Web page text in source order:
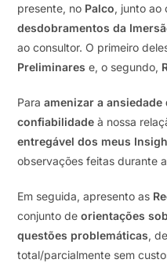
presente, no Palco, junto ao
desdobramentos da
ao consultor. O primeiro
Preliminares e, o segundo,
Paraamenizar a
confiabilidade à nossa
entregável dos meus
observações feitas durante
Em seguida, apresento as
conjunto deorientações
questões problemáticas,
total/parcialmente sem